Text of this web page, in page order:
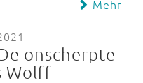
Mehr
onscherpte
Wolff